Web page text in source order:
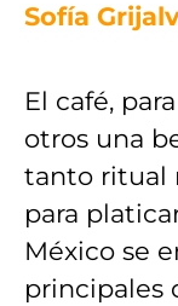
Sofía
El café,
otros una
tanto ritual
para
México se
principales